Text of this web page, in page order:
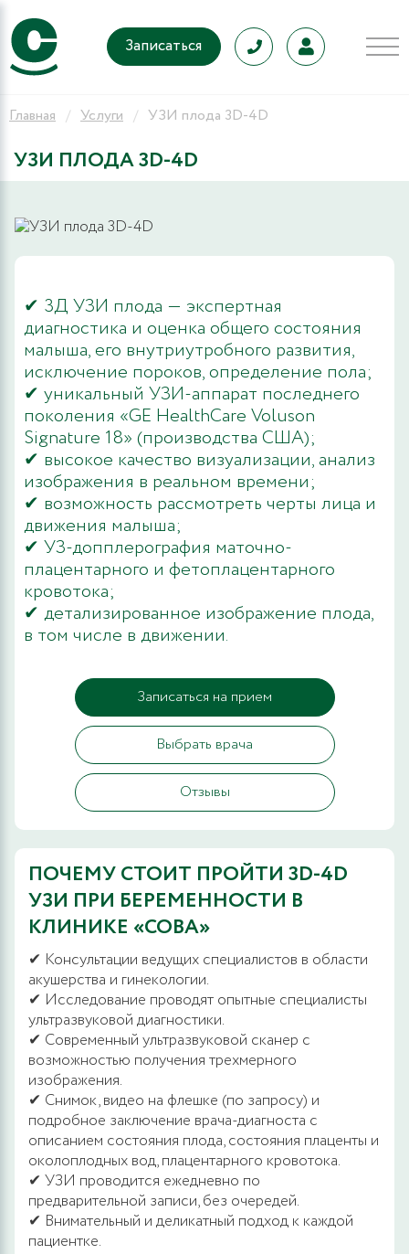
Записаться
Главная Услуги УЗИ плода 3D-4D
УЗИ ПЛОДА 3D-4D
✔ 3Д УЗИ плода ― экспертная
диагностика и оценка общего состояния
малыша, его внутриутробного развития,
исключение пороков, определение пола;
✔ уникальный УЗИ-аппарат последнего
поколения «GE HealthCare Voluson
Signature 18» (производства США);
✔ высокое качество визуализации, анализ
изображения в реальном времени;
✔ возможность рассмотреть черты лица и
движения малыша;
✔ УЗ-допплерография маточно-
плацентарного и фетоплацентарного
кровотока;
✔ детализированное изображение плода,
в том числе в движении.
Записаться на прием
Выбрать врача
Отзывы
ПОЧЕМУ СТОИТ ПРОЙТИ 3D-4D
УЗИ ПРИ БЕРЕМЕННОСТИ В
КЛИНИКЕ «СОВА»
✔ Консультации ведущих специалистов в области
акушерства и гинекологии.
✔ Исследование проводят опытные специалисты
ультразвуковой диагностики.
✔ Современный ультразвуковой сканер с
возможностью получения трехмерного
изображения.
✔ Снимок, видео на флешке (по запросу) и
подробное заключение врача-диагноста с
описанием состояния плода, состояния плаценты и
околоплодных вод, плацентарного кровотока.
✔ УЗИ проводится ежедневно по
предварительной записи, без очередей.
✔ Внимательный и деликатный подход к каждой
пациентке.